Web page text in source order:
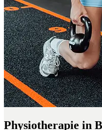
Physiotherapie in